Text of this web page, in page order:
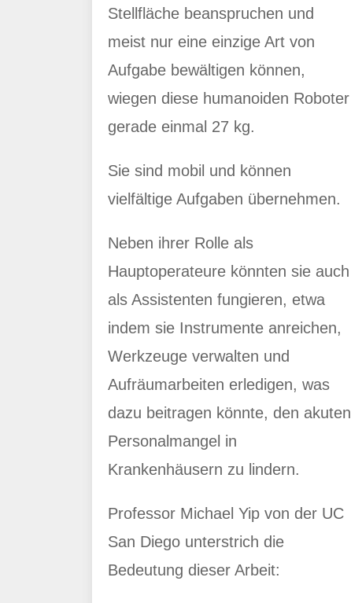
Stellfläche beanspruchen und
meist nur eine einzige Art von
Aufgabe bewältigen können,
wiegen diese humanoiden Roboter
gerade einmal 27 kg.
Sie sind mobil und können
vielfältige Aufgaben übernehmen.
Neben ihrer Rolle als
Hauptoperateure könnten sie auch
als Assistenten fungieren, etwa
indem sie Instrumente anreichen,
Werkzeuge verwalten und
Aufräumarbeiten erledigen, was
dazu beitragen könnte, den akuten
Personalmangel in
Krankenhäusern zu lindern.
Professor Michael Yip von der UC
San Diego unterstrich die
Bedeutung dieser Arbeit: